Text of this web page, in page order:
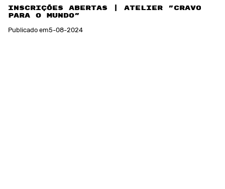
Inscrições abertas | Atelier "Cravos
para o Mundo"
Publicado em5-08-2024